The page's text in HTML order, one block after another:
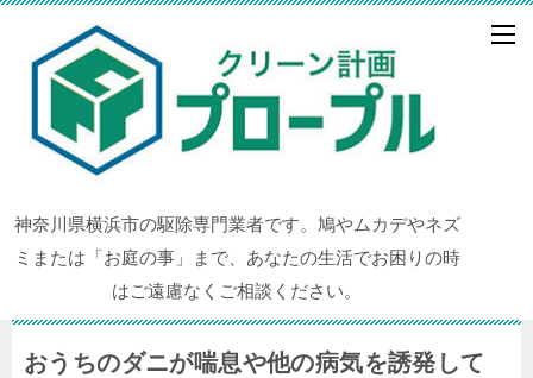
神奈川県横浜市の駆除専門業者です。鳩やムカデやネズ
ミまたは「お庭の事」まで、あなたの生活でお困りの時
はご遠慮なくご相談ください。
おうちのダニが喘息や他の病気を誘発して